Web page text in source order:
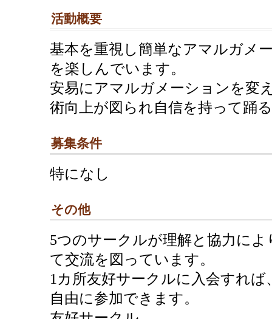
活動概要
基本を重視し簡単なアマルガメ
を楽しんでいます。
安易にアマルガメーションを変
術向上が図られ自信を持って踊
募集条件
特になし
その他
5つのサークルが理解と協力に
て交流を図っています。
1カ所友好サークルに入会すれ
自由に参加できます。